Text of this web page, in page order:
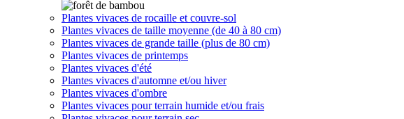
Plantes vivaces de rocaille et couvre-sol
Plantes vivaces de taille moyenne (de 40 à 80 cm)
Plantes vivaces de grande taille (plus de 80 cm)
Plantes vivaces de printemps
Plantes vivaces d'été
Plantes vivaces d'automne et/ou hiver
Plantes vivaces d'ombre
Plantes vivaces pour terrain humide et/ou frais